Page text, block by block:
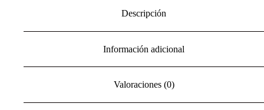
Descripción
Información adicional
Valoraciones (0)